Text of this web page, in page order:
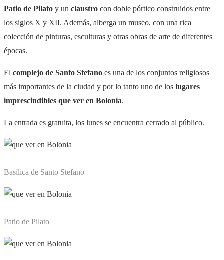
Patio de Pilato y un claustro con doble pórtico construidos entre
los siglos X y XII. Además, alberga un museo, con una rica
colección de pinturas, esculturas y otras obras de arte de diferentes
épocas.
El complejo de Santo Stefano es una de los conjuntos religiosos
más importantes de la ciudad y por lo tanto uno de los lugares
imprescindibles que ver en Bolonia.
La entrada es gratuita, los lunes se encuentra cerrado al público.
Basílica de Santo Stefano
Patio de Pilato